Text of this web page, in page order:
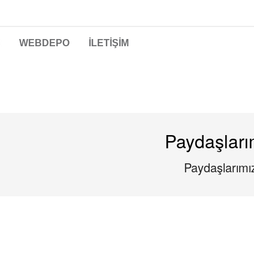
WEBDEPO İLETİŞİM